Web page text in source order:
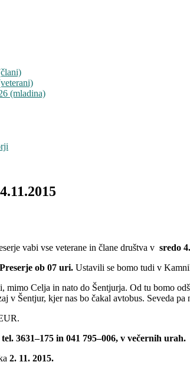
(mladina)
vabi vse veterane in člane društva v sredo
ob 07 uri. Ustavili se bomo tudi v
mimo Celja in nato do Šentjurja. Od tu bomo
v Šentjur, kjer nas bo čakal avtobus. Seveda
3631–175 in 041 795–006, v večernih urah.
2. 11. 2015.